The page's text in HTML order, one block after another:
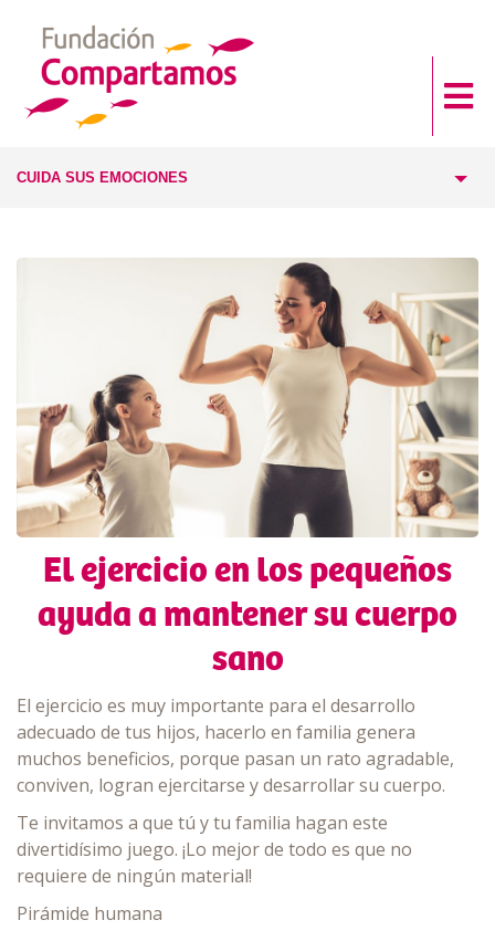
El ejercicio en los pequeños
ayuda a mantener su cuerpo
sano
El ejercicio es muy importante para el desarrollo
adecuado de tus hijos, hacerlo en familia genera
muchos beneficios, porque pasan un rato agradable,
conviven, logran ejercitarse y desarrollar su cuerpo.
Te invitamos a que tú y tu familia hagan este
divertidísimo juego. ¡Lo mejor de todo es que no
requiere de ningún material!
Pirámide humana